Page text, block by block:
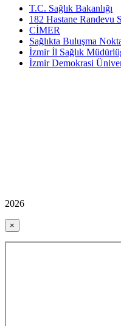
T.C. Sağlık Bakanlığı
182 Hastane Randevu
CİMER
Sağlıkta Buluşma
İzmir İl Sağlık
İzmir Demokrasi
2026
×